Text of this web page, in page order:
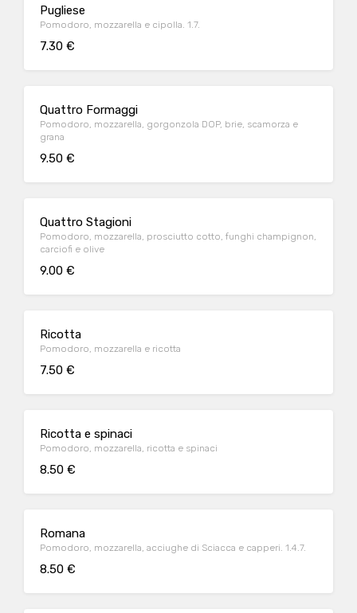
Pugliese
Pomodoro, mozzarella e cipolla. 1.7.
7.30 €
Quattro Formaggi
Pomodoro, mozzarella, gorgonzola DOP, brie, scamorza e
grana
9.50 €
Quattro Stagioni
Pomodoro, mozzarella, prosciutto cotto, funghi champignon,
carciofi e olive
9.00 €
Ricotta
Pomodoro, mozzarella e ricotta
7.50 €
Ricotta e spinaci
Pomodoro, mozzarella, ricotta e spinaci
8.50 €
Romana
Pomodoro, mozzarella, acciughe di Sciacca e capperi. 1.4.7.
8.50 €